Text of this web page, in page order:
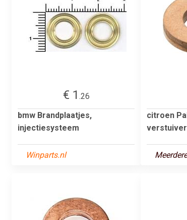
€ 1 .26
bmw Brandplaatjes,
injectiesysteem
Winparts.nl
citroen